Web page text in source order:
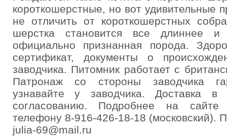
короткошерстные, но вот удивительные
не отличить от короткошерстных
шерстка становится все длиннее
официально признанная порода.
сертификат, документы о
заводчика. Питомник работает с
Патронаж со стороны заводчика
узнавайте у заводчика. Доставка
согласованию. Подробнее на
телефону 8-916-426-18-18 (московский).
julia-69@mail.ru